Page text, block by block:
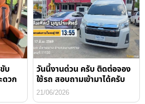
บ
ดวก
วันนี้งานด่วน ครับ ติดต่อจอง
ใช้รถ สอบถามเข้ามาได้ครับ
21/06/2026